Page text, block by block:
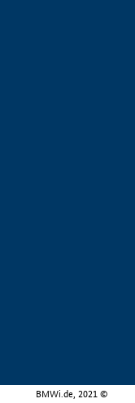
BMWi.de, 2021 ©